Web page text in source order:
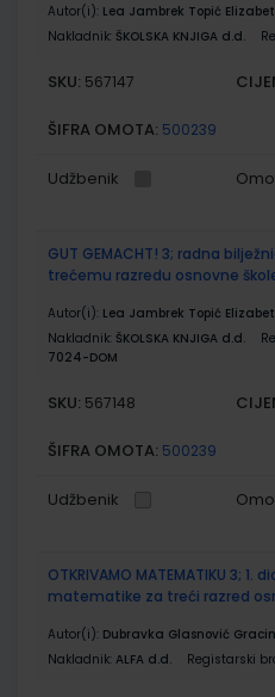
Autor(i): Lea Jambrek Topić
Nakladnik: ŠKOLSKA KNJIGA d.d.
SKU: 567147
ŠIFRA OMOTA: 500239
Udžbenik
GUT GEMACHT! 3; radna
trećemu razredu osnovne
Autor(i): Lea Jambrek Topić
Nakladnik: ŠKOLSKA KNJIGA d.d.
7024-DOM
SKU: 567148
ŠIFRA OMOTA: 500239
Udžbenik
OTKRIVAMO MATEMATIKU 3; 1.
matematike za treći razred
Autor(i): Dubravka Glasnović
Nakladnik: ALFA d.d. Registarski